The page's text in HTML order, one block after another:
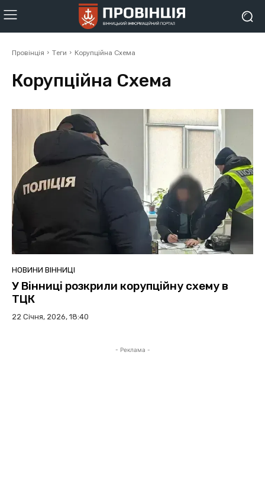
Провінція Теги Корупційна Схема
Корупційна Схема
НОВИНИ ВІННИЦІ
У Вінниці розкрили корупційну схему в
ТЦК
22 Січня, 2026, 18:40
- Реклама -